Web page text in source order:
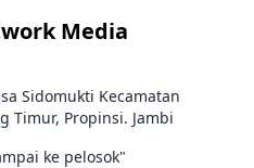
Media
Sidomukti Kecamatan
Timur, Propinsi. Jambi
ke pelosok"